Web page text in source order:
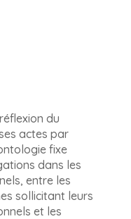
du
actes par
fixe
dans les
entre les
sollicitant leurs
et les